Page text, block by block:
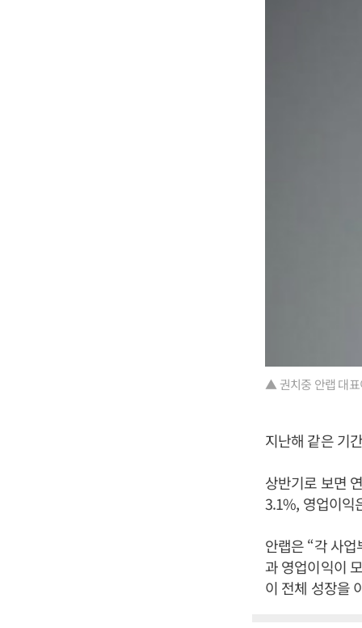
▲ 권치중 안랩 대표
지난해 같은 기
상반기로 보면
3.1%, 영업이익
안랩은 “각 사
과 영업이익이
이 전체 성장을